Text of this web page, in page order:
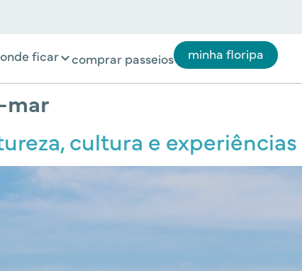
onde ficar comprar passeios minha floripa
mar
cultura e